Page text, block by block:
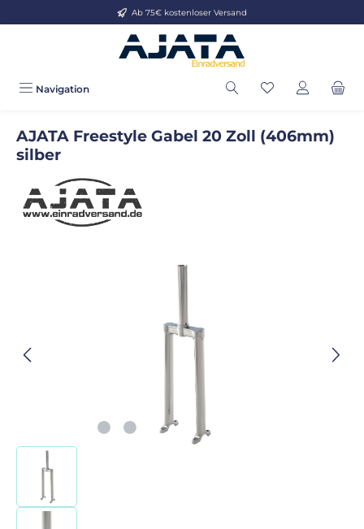
Zum Hauptinhalt springenAb 75€ kostenloser Versand
Navigation
AJATA Freestyle Gabel 20 Zoll (406mm)
silber